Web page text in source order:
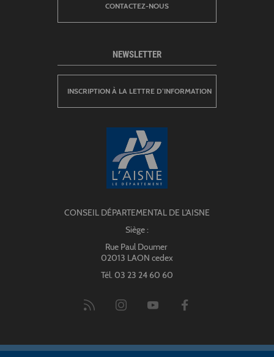
CONSEIL DÉPARTEMENTAL DE L'AISNE
Siège :
Rue Paul Doumer
02013 LAON cedex
Tél. 03 23 24 60 60
CONTACTEZ-NOUS
NEWSLETTER
INSCRIPTION À LA LETTRE D’INFORMATION